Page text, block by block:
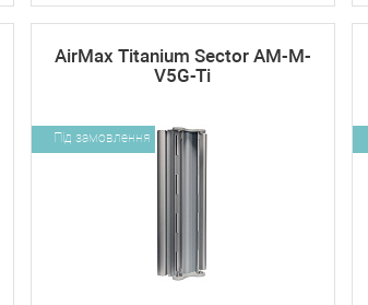
AirMax Titanium Sector AM-M-
V5G-Ti
Під замовлення